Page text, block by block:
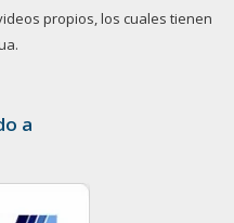
propios, los cuales tienen
a